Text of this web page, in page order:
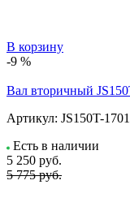
В корзину
-9 %
Вал вторичный
Артикул: JS150T-
Есть в наличии
5 250 руб.
5 775 руб.